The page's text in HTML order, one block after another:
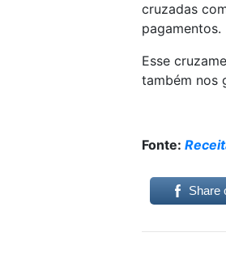
cruzadas
pagamentos.
Esse
também nos
Fonte:
Share